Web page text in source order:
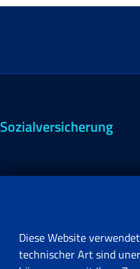
und
und Freiberufler
Diese Website
technischer Art sind